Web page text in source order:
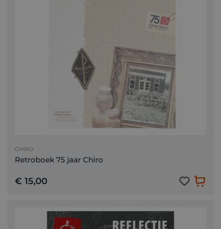
CHIRO
Retroboek 75 jaar Chiro
€ 15,00